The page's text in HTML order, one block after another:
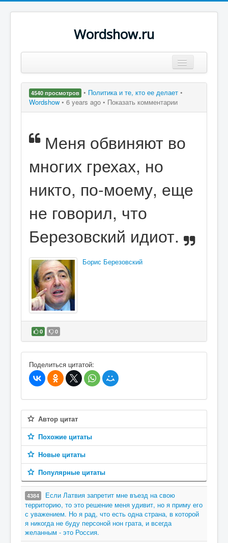
Wordshow.ru
Популярные цитаты
Поиск
4540 просмотров • Политика и те, кто ее делает •
Wordshow • 6 years ago • Показать комментарии
Меня обвиняют во
многих грехах, но
никто, по-моему, еще
не говорил, что
Березовский идиот.
Борис Березовский
0 0
В избранное
Поделиться цитатой:
Автор цитат
Похожие цитаты
Новые цитаты
Популярные цитаты
4384
Если Латвия запретит мне въезд на свою
территорию, то это решение меня удивит, но я приму его
с уважением. Но я рад, что есть одна страна, в которой
я никогда не буду персоной нон грата, и всегда
желанным - это Россия.